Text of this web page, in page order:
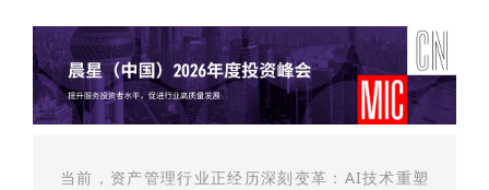
当前，资产管理行业正经历深刻变革：AI技术重塑